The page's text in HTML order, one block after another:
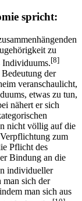
spricht:
zu
Individuums.[8]
der
veranschaulicht,
etwas zu tun,
nähert er sich
nicht völlig auf die
zum
Pflicht des
Bindung an die
individueller
man sich der
man sich aus